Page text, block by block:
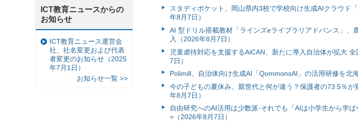
スタディポケット、岡山県内3校で学校向け生成AIクラウド
年8月7日）
AI 型ドリル搭載教材「ラインズeライブラリアドバンス」、
入（2026年8月7日）
児童虐待対応を支援するAiCAN、新たに導入自治体が拡大
7日）
Polimill、自治体向け生成AI「QommonsAI」の活用研修を北
今の子どもの夏休み、親世代と何が違う？保護者の73.5％
年8月7日）
自由研究へのAI活用は少数派-それでも「AIは小学生から学
=（2026年8月7日）
ICT教育ニュースからの
お知らせ
ICT教育ニュース運営会
社、社名変更および代表
者変更のお知らせ（2025
年7月1日）
お知らせ一覧 >>